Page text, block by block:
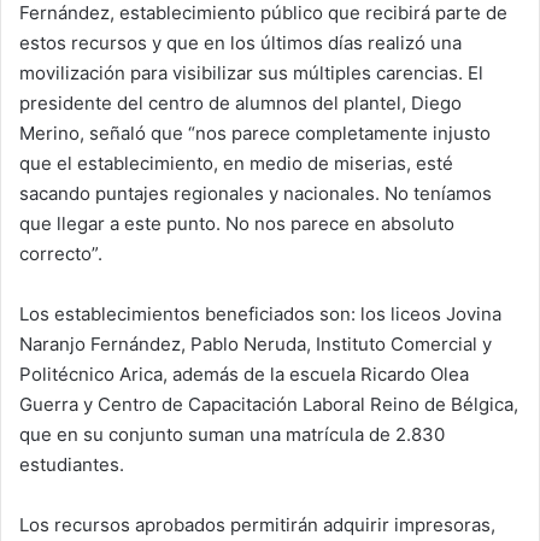
Fernández, establecimiento público que recibirá parte de
estos recursos y que en los últimos días realizó una
movilización para visibilizar sus múltiples carencias. El
presidente del centro de alumnos del plantel, Diego
Merino, señaló que “nos parece completamente injusto
que el establecimiento, en medio de miserias, esté
sacando puntajes regionales y nacionales. No teníamos
que llegar a este punto. No nos parece en absoluto
correcto”.
Los establecimientos beneficiados son: los liceos Jovina
Naranjo Fernández, Pablo Neruda, Instituto Comercial y
Politécnico Arica, además de la escuela Ricardo Olea
Guerra y Centro de Capacitación Laboral Reino de Bélgica,
que en su conjunto suman una matrícula de 2.830
estudiantes.
Los recursos aprobados permitirán adquirir impresoras,